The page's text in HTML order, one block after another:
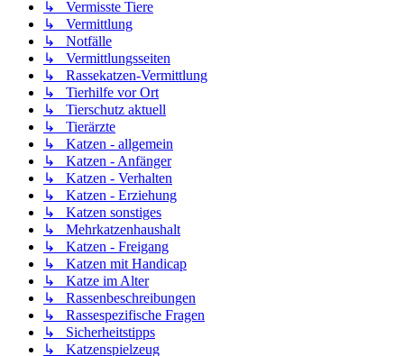
↳ Vermisste Tiere
↳ Vermittlung
↳ Notfälle
↳ Vermittlungsseiten
↳ Rassekatzen-Vermittlung
↳ Tierhilfe vor Ort
↳ Tierschutz aktuell
↳ Tierärzte
↳ Katzen - allgemein
↳ Katzen - Anfänger
↳ Katzen - Verhalten
↳ Katzen - Erziehung
↳ Katzen sonstiges
↳ Mehrkatzenhaushalt
↳ Katzen - Freigang
↳ Katzen mit Handicap
↳ Katze im Alter
↳ Rassenbeschreibungen
↳ Rassespezifische Fragen
↳ Sicherheitstipps
↳ Katzenspielzeug